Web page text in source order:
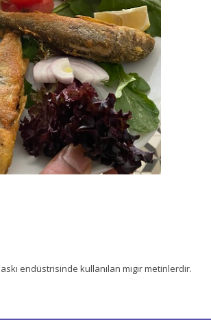
endüstrisinde kullanılan mıgır metinlerdir.